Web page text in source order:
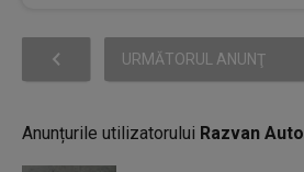
URMĂTORUL ANUNŢ
Anunțurile utilizatorului Razvan Auto